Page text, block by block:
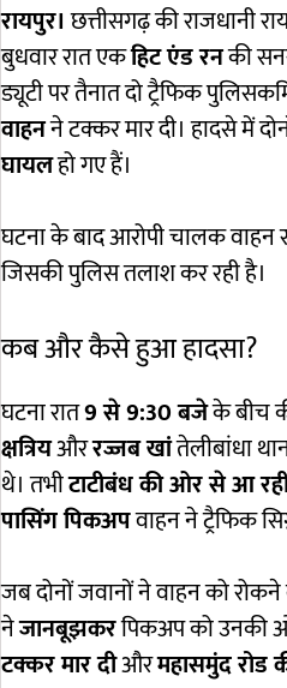
रायपुर।छत्तीसगढ़ की राजधानी
बुधवार रात एकहिट एंड रनकी
ड्यूटी पर तैनात दो ट्रैफिक
वाहनने टक्कर मार दी। हादसे में
घायलहो गए हैं।
घटना के बाद आरोपी चालक
जिसकी पुलिस तलाश कर रही है।
कब और कैसे हुआ हादसा?
घटना रात9 से 9:30 बजेके बीच
क्षत्रियऔररज्जब खांतेलीबांधा
थे। तभीटाटीबंध की ओर से आ रही
पासिंग पिकअपवाहन ने ट्रैफिक
जब दोनों जवानों ने वाहन को
नेजानबूझकरपिकअप को उनकी
टक्कर मार दीऔरमहासमुंद रोड